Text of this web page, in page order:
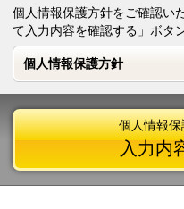
個人情報保護方針をご確認い
て入力内容を確認する」ボタ
個人情報保護方針
個人情報保護方針
個人情報
入力内